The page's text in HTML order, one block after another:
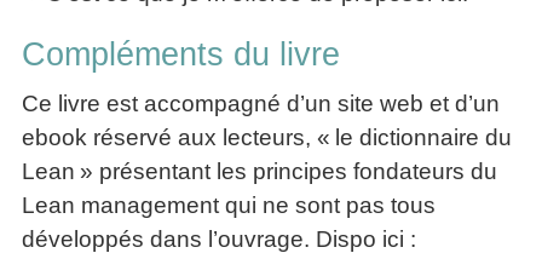
Compléments du livre
Ce livre est accompagné d’un site web et d’un
ebook réservé aux lecteurs, « le dictionnaire du
Lean » présentant les principes fondateurs du
Lean management qui ne sont pas tous
développés dans l’ouvrage. Dispo ici :